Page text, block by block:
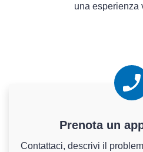
una esperienza
Prenota un
Contattaci, descrivi il